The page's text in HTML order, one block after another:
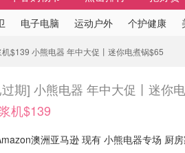
电子电脑 运动户外 个护健康
机$139 小熊电器 年中大促丨迷你电煮锅$65
期] 小熊电器 年中大促丨迷你
机$139
澳洲亚马逊 现有 小熊电器专场 厨